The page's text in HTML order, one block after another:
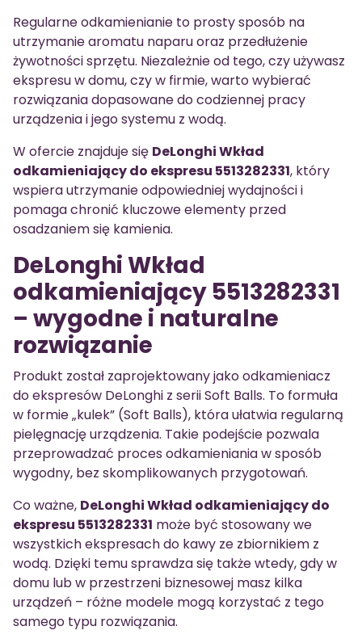
Regularne odkamienianie to prosty sposób na
utrzymanie aromatu naparu oraz przedłużenie
żywotności sprzętu. Niezależnie od tego, czy używasz
ekspresu w domu, czy w firmie, warto wybierać
rozwiązania dopasowane do codziennej pracy
urządzenia i jego systemu z wodą.
W ofercie znajduje się DeLonghi Wkład
odkamieniający do ekspresu 5513282331, który
wspiera utrzymanie odpowiedniej wydajności i
pomaga chronić kluczowe elementy przed
osadzaniem się kamienia.
DeLonghi Wkład
odkamieniający 5513282331
– wygodne i naturalne
rozwiązanie
Produkt został zaprojektowany jako odkamieniacz
do ekspresów DeLonghi z serii Soft Balls. To formuła
w formie „kulek” (Soft Balls), która ułatwia regularną
pielęgnację urządzenia. Takie podejście pozwala
przeprowadzać proces odkamieniania w sposób
wygodny, bez skomplikowanych przygotowań.
Co ważne, DeLonghi Wkład odkamieniający do
ekspresu 5513282331 może być stosowany we
wszystkich ekspresach do kawy ze zbiornikiem z
wodą. Dzięki temu sprawdza się także wtedy, gdy w
domu lub w przestrzeni biznesowej masz kilka
urządzeń – różne modele mogą korzystać z tego
samego typu rozwiązania.